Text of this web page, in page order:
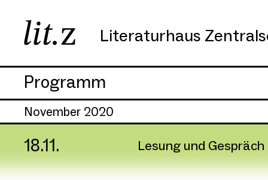
Literaturhaus
Programm
November 2020
18.11. Lesung und Gespräch